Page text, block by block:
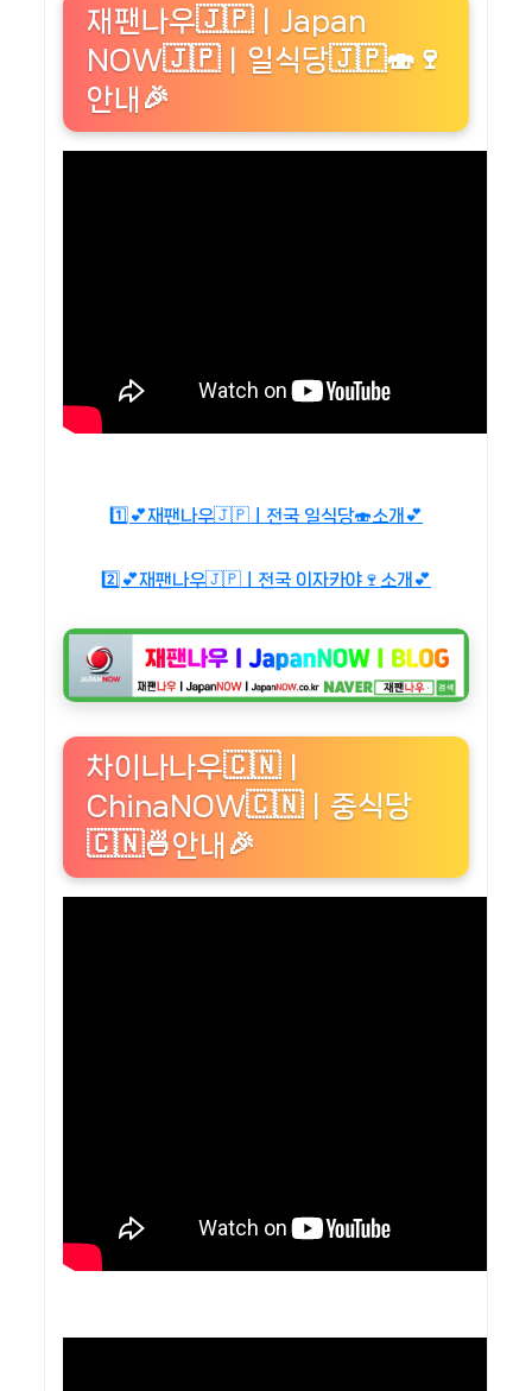
재팬나우🇯🇵ㅣJapan
NOW🇯🇵ㅣ일식당🇯🇵🍣🍷
안내🎉
1️⃣💕재팬나우🇯🇵ㅣ전국 일식당🍣소개💕
2️⃣💕재팬나우🇯🇵ㅣ전국 이자카야🍷소개💕
차이나나우🇨🇳ㅣ
ChinaNOW🇨🇳ㅣ중식당
🇨🇳🍜안내🎉